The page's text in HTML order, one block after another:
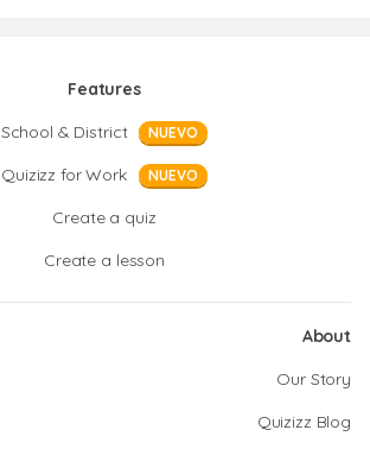
Features
School & District
NUEVO
Quizizz for Work NUEVO
Create a quiz
Create a lesson
About
Our Story
Quizizz Blog